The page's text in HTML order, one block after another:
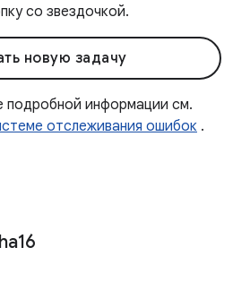
со звездочкой.
новую задачу
подробной информации см.
отслеживания ошибок .